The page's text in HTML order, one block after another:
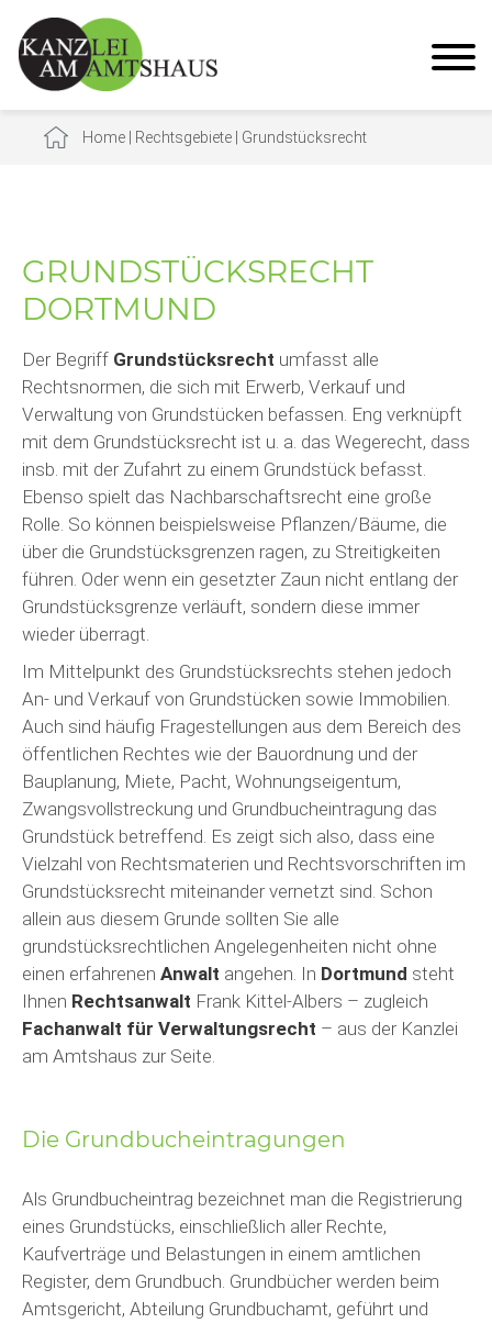
Home Rechtsgebiete Grundstücksrecht
GRUNDSTÜCKSRECHT
DORTMUND
Der Begriff Grundstücksrecht umfasst alle
Rechtsnormen, die sich mit Erwerb, Verkauf und
Verwaltung von Grundstücken befassen. Eng verknüpft
mit dem Grundstücksrecht ist u. a. das Wegerecht, dass
insb. mit der Zufahrt zu einem Grundstück befasst.
Ebenso spielt das Nachbarschaftsrecht eine große
Rolle. So können beispielsweise Pflanzen/Bäume, die
über die Grundstücksgrenzen ragen, zu Streitigkeiten
führen. Oder wenn ein gesetzter Zaun nicht entlang der
Grundstücksgrenze verläuft, sondern diese immer
wieder überragt.
Im Mittelpunkt des Grundstücksrechts stehen jedoch
An- und Verkauf von Grundstücken sowie Immobilien.
Auch sind häufig Fragestellungen aus dem Bereich des
öffentlichen Rechtes wie der Bauordnung und der
Bauplanung, Miete, Pacht, Wohnungseigentum,
Zwangsvollstreckung und Grundbucheintragung das
Grundstück betreffend. Es zeigt sich also, dass eine
Vielzahl von Rechtsmaterien und Rechtsvorschriften im
Grundstücksrecht miteinander vernetzt sind. Schon
allein aus diesem Grunde sollten Sie alle
grundstücksrechtlichen Angelegenheiten nicht ohne
einen erfahrenen Anwalt angehen. In Dortmund steht
Ihnen Rechtsanwalt Frank Kittel-Albers – zugleich
Fachanwalt für Verwaltungsrecht – aus der Kanzlei
am Amtshaus zur Seite.
Die Grundbucheintragungen
Als Grundbucheintrag bezeichnet man die Registrierung
eines Grundstücks, einschließlich aller Rechte,
Kaufverträge und Belastungen in einem amtlichen
Register, dem Grundbuch. Grundbücher werden beim
Amtsgericht, Abteilung Grundbuchamt, geführt und